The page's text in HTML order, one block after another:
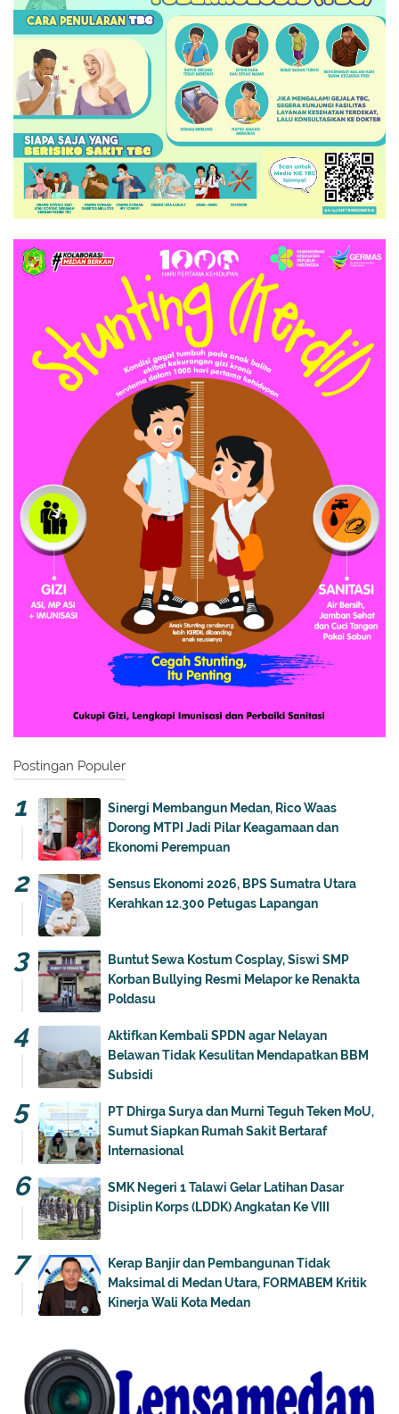
Postingan Populer
Sinergi Membangun Medan, Rico Waas
Dorong MTPI Jadi Pilar Keagamaan dan
Ekonomi Perempuan
Sensus Ekonomi 2026, BPS Sumatra Utara
Kerahkan 12.300 Petugas Lapangan
Buntut Sewa Kostum Cosplay, Siswi SMP
Korban Bullying Resmi Melapor ke Renakta
Poldasu
Aktifkan Kembali SPDN agar Nelayan
Belawan Tidak Kesulitan Mendapatkan BBM
Subsidi
PT Dhirga Surya dan Murni Teguh Teken MoU,
Sumut Siapkan Rumah Sakit Bertaraf
Internasional
SMK Negeri 1 Talawi Gelar Latihan Dasar
Disiplin Korps (LDDK) Angkatan Ke VIII
Kerap Banjir dan Pembangunan Tidak
Maksimal di Medan Utara, FORMABEM Kritik
Kinerja Wali Kota Medan